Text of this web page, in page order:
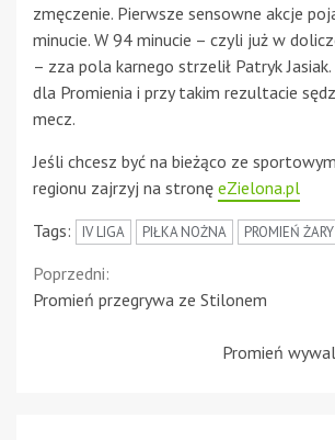
zmęczenie. Pierwsze sensowne akcje
minucie. W 94 minucie – czyli już w
– zza pola karnego strzelił Patryk
dla Promienia i przy takim rezultacie
mecz.
Jeśli chcesz być na bieżąco ze
regionu zajrzyj na stronę eZielona.pl
Tags:
IV LIGA PIŁKA NOŻNA PROMIEŃ ŻARY
Continue
Reading
Poprzedni:
Promień przegrywa ze Stilonem
Promień